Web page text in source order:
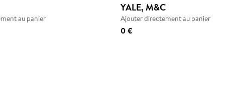
au panier
YALE, M&C
Ajouter directement au panier
0 €